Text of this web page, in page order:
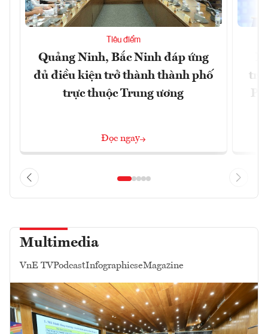
Tiêu điểm
Quảng Ninh, Bắc Ninh đáp ứng
đủ điều kiện trở thành thành phố
trực thuộc Trung ương
Đọc ngay
Multimedia
VnE TVPodcastInfographicseMagazine